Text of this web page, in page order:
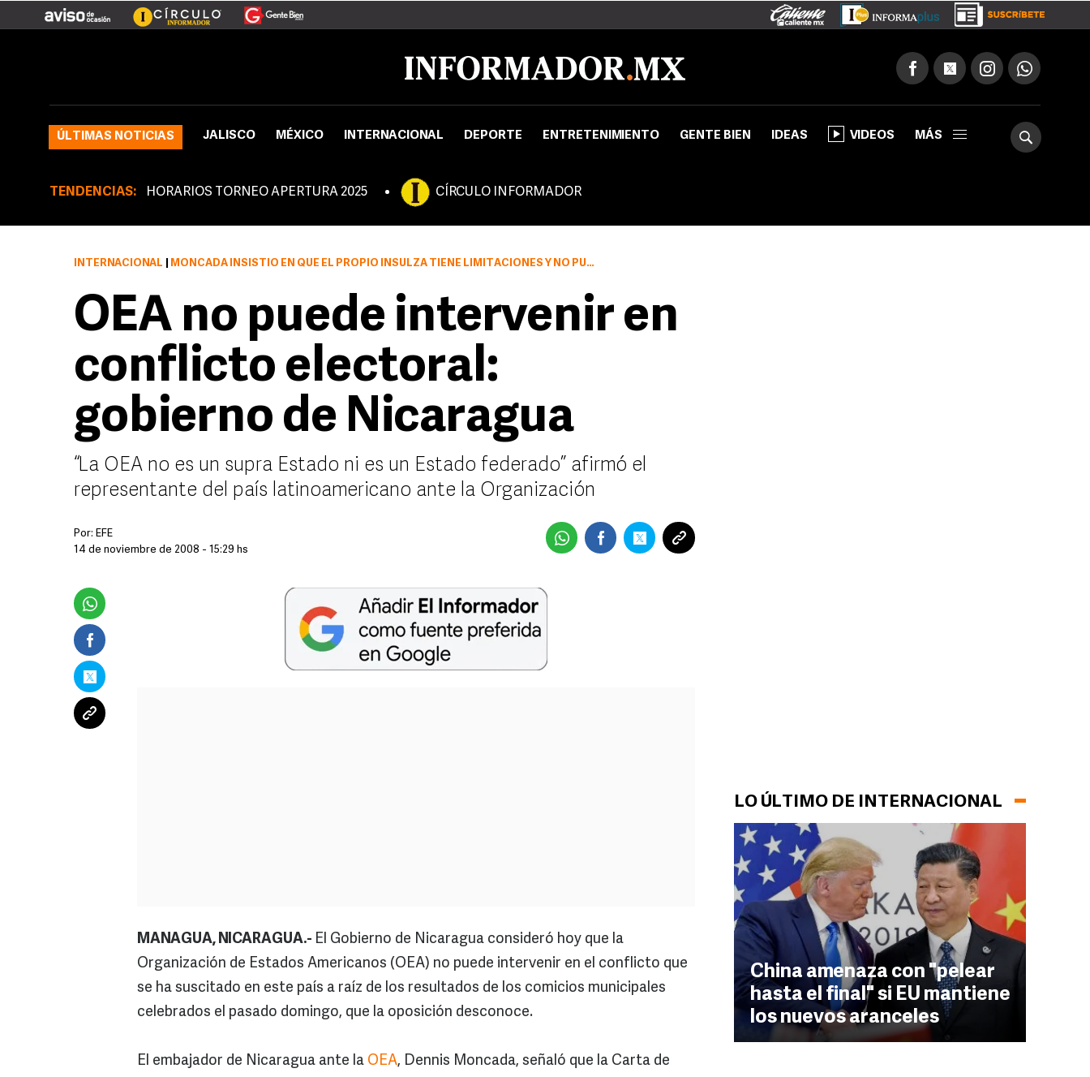
ÚLTIMAS NOTICIAS JALISCO MÉXICO INTERNACIONAL DEPORTE ENTRETENIMIENTO GENTE BIEN IDEAS VIDEOS MÁS
TENDENCIAS: HORARIOS TORNEO APERTURA 2025 CÍRCULO INFORMADOR
LO ÚLTIMO DE INTERNACIONAL
China amenaza con "pelear
hasta el final" si EU mantiene
los nuevos aranceles
INTERNACIONAL MONCADA INSISTIÓ EN QUE EL PROPIO INSULZA TIENE LIMITACIONES Y NO PUEDE INCIDIR EN LA POLÍTICA INTERNA”
OEA no puede intervenir en
conflicto electoral:
gobierno de Nicaragua
“La OEA no es un supra Estado ni es un Estado federado” afirmó el
representante del país latinoamericano ante la Organización
Por: EFE
14 de noviembre de 2008 - 15:29 hs
MANAGUA, NICARAGUA.- El Gobierno de Nicaragua consideró hoy que la
Organización de Estados Americanos (OEA) no puede intervenir en el conflicto que
se ha suscitado en este país a raíz de los resultados de los comicios municipales
celebrados el pasado domingo, que la oposición desconoce.
El embajador de Nicaragua ante la OEA, Dennis Moncada, señaló que la Carta de